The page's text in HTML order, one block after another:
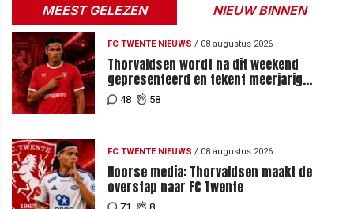
MEEST GELEZEN NIEUW BINNEN
FC TWENTE NIEUWS / 08 augustus 2026
Thorvaldsen wordt na dit weekend
gepresenteerd en tekent meerjarig
contract bij FC Twente
48 58
FC TWENTE NIEUWS / 08 augustus 2026
Noorse media: Thorvaldsen maakt de
overstap naar FC Twente